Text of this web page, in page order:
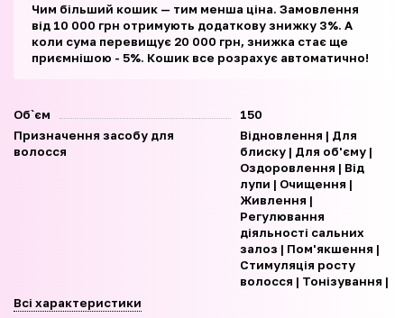
Чим більший кошик — тим менша ціна. Замовлення
від 10 000 грн отримують додаткову знижку 3%. А
коли сума перевищує 20 000 грн, знижка стає ще
приємнішою - 5%. Кошик все розрахує автоматично!
Об`єм
150
Призначення засобу для
волосся
Відновлення | Для
блиску | Для об'єму |
Оздоровлення | Від
лупи | Очищення |
Живлення |
Регулювання
діяльності сальних
залоз | Пом'якшення |
Стимуляція росту
волосся | Тонізування |
Всі характеристики